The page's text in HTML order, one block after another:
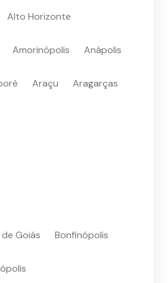
Alto Horizonte
Amorinópolis Anápolis
Araçu Aragarças
Goiás Bonfinópolis